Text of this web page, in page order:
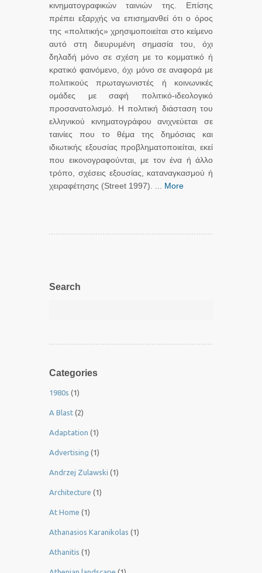
κινηματογραφικών ταινιών της. Επίσης
πρέπει εξαρχής να επισημανθεί ότι ο όρος
της «πολιτικής» χρησιμοποιείται στο κείμενο
αυτό στη διευρυμένη σημασία του, όχι
δηλαδή μόνο σε σχέση με το κομματικό ή
κρατικό φαινόμενο, όχι μόνο σε αναφορά με
πολιτικούς πρωταγωνιστές ή κοινωνικές
ομάδες με σαφή πολιτικό-ιδεολογικό
προσανατολισμό. Η πολιτική διάσταση του
ελληνικού κινηματογράφου ανιχνεύεται σε
ταινίες που το θέμα της δημόσιας και
ιδιωτικής εξουσίας προβληματοποιείται, εκεί
που εικονογραφούνται, με τον ένα ή άλλο
τρόπο, σχέσεις εξουσίας, καταναγκασμού ή
χειραφέτησης (Street 1997). ... More
Search
Categories
1980s (1)
A Blast (2)
Adaptation (1)
Advertising (1)
Andrzej Zulawski (1)
Architecture (1)
At Home (1)
Athanasios Karanikolas (1)
Athanitis (1)